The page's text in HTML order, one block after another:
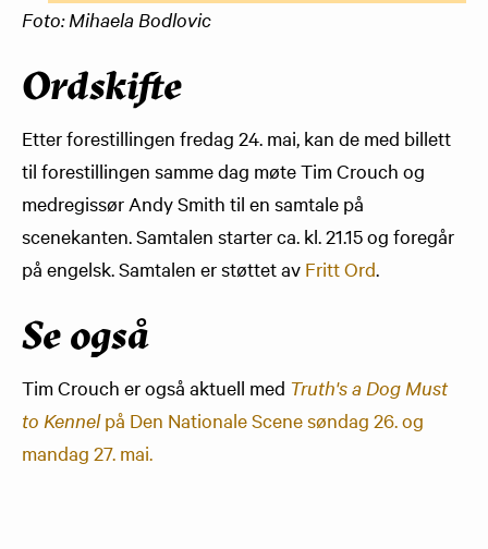
Foto: Mihaela Bodlovic
Ordskifte
Etter forestillingen fredag 24. mai, kan de med billett
til forestillingen samme dag møte Tim Crouch og
medregissør Andy Smith til en samtale på
scenekanten. Samtalen starter ca. kl. 21.15 og foregår
på engelsk. Samtalen er støttet av Fritt Ord.
Se også
Tim Crouch er også aktuell med Truth's a Dog Must
to Kennelpå Den Nationale Scene søndag 26. og
mandag 27. mai.